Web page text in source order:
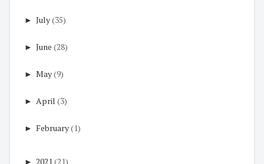
► July(35)
► June (28)
► May(9)
► April (3)
► February(1)
► 2021 (21)